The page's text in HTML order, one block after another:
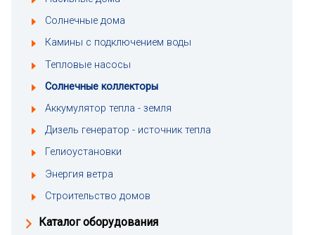
Солнечные дома
Камины с подключением воды
Тепловые насосы
Солнечные коллекторы
Аккумулятор тепла - земля
Дизель генератор - источник тепла
Гелиоустановки
Энергия ветра
Строительство домов
Каталог оборудования